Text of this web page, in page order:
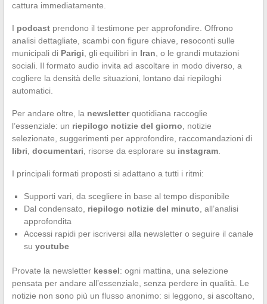
cattura immediatamente.
I podcastprendono il testimone per approfondire. Offrono
analisi dettagliate, scambi con figure chiave, resoconti sulle
municipali di Parigi , gli equilibri in Iran , o le grandi mutazioni
sociali. Il formato audio invita ad ascoltare in modo diverso, a
cogliere la densità delle situazioni, lontano dai riepiloghi
automatici.
Per andare oltre, la newsletterquotidiana raccoglie
l’essenziale: un riepilogo notizie del giorno , notizie
selezionate, suggerimenti per approfondire, raccomandazioni di
libri documentari , risorse da esplorare su instagram.
I principali formati proposti si adattano a tutti i ritmi:
Supporti vari, da scegliere in base al tempo disponibile
Dal condensato, riepilogo notizie del minuto , all’analisi
approfondita
Accessi rapidi per iscriversi alla newsletter o seguire il canale
su youtube
Provate la newsletter kessel: ogni mattina, una selezione
pensata per andare all’essenziale, senza perdere in qualità. Le
notizie non sono più un flusso anonimo: si leggono, si ascoltano,